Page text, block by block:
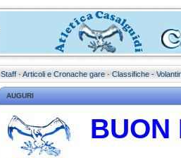
Staff · Articoli e Cronache gare · Classifiche -
AUGURI
BUON